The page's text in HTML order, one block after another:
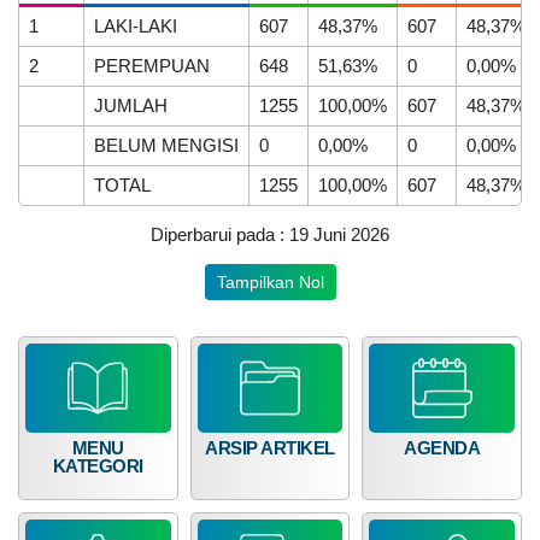
DATA PETA ARSIP ARTIKEL
1 LAKI-LAKI 607 48,37% 607
48,37%
2
PEREMPUAN 648 51,63% 0
0,00%
JUMLAH
1255 100,00% 607
48,37%
BELUM MENGISI
0 0,00% 0
0,00%
TOTAL
1255 100,00% 607 48,37%
Diperbarui pada : 19 Juni 2026
Tampilkan Nol
MENU
KATEGORI
ARSIP ARTIKEL
Safari
Ramadhan
di
Nagari
Supayang
AGENDA